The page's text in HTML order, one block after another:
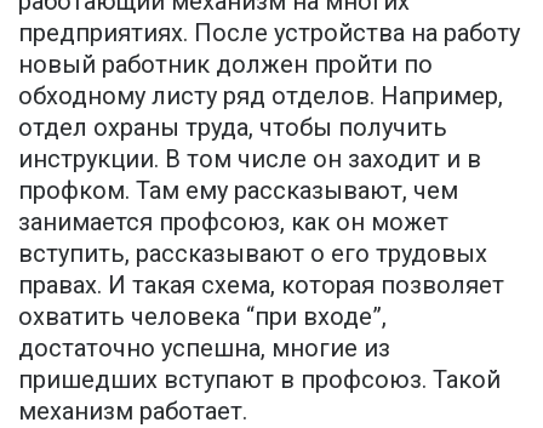
предприятиях. После устройства на работу
новый работник должен пройти по
обходному листу ряд отделов. Например,
отдел охраны труда, чтобы получить
инструкции. В том числе он заходит и в
профком. Там ему рассказывают, чем
занимается профсоюз, как он может
вступить, рассказывают о его трудовых
правах. И такая схема, которая позволяет
охватить человека “при входе”,
достаточно успешна, многие из
пришедших вступают в профсоюз. Такой
механизм работает.